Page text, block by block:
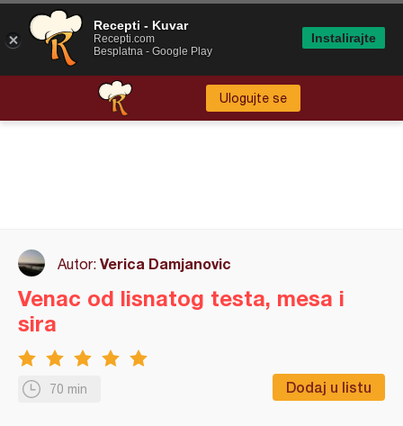
Ulogujte se
Autor: Verica Damjanovic
70 min Dodaj u listu
Venac od lisnatog testa, mesa i
sira
Recepti - Kuvar
Recepti.com
Besplatna - Google Play
Instalirajte